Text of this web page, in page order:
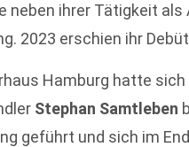
neben ihrer Tätigkeit
2023 erschien ihr
Hamburg hatte
Stephan Samtleben
geführt und sich im